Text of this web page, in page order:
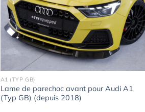
Ajouter
à la
wishlist
A1 (TYP GB)
Lame de parechoc avant pour Audi A1
(Typ GB) (depuis 2018)